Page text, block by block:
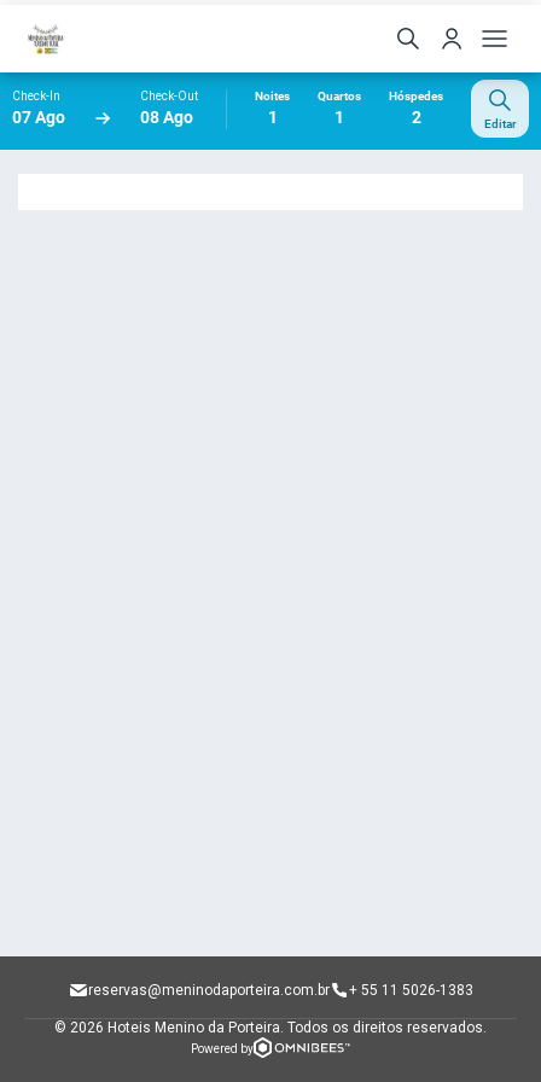
Check-In
07 Ago
Check-Out
08 Ago
Noites
1
Quartos
1
Hóspedes
2 Editar
reservas@meninodaporteira.com.br + 55 11 5026-1383
© 2026 Hoteis Menino da Porteira. Todos os direitos reservados.
Powered by